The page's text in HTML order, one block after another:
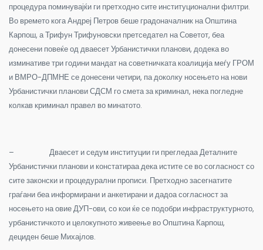
процедура поминувајќи ги претходно сите институционални филтри.
Во времето кога Андреј Петров беше градоначалник на Општина
Карпош, а Трифун Трифуновски претседател на Советот, беа
донесени повеќе од дваесет Урбанистички планови, додека во
изминативе три години мандат на советничката коалиција меѓу ГРОМ
и ВМРО-ДПМНЕ се донесени четири, па доколку носењето на нови
Урбанистички планови СДСМ го смета за криминал, нека погледне
колкав криминал правел во минатото.
– Дваесет и седум институции ги прегледаа Деталните
Урбанистички планови и констатираа дека истите се во согласност со
сите законски и процедурални прописи. Претходно засегнатите
граѓани беа информирани и анкетирани и дадоа согласност за
носењето на овие ДУП-ови, со кои ќе се подобри инфраструктурното,
урбанистичкото и целокупното живеење во Општина Карпош,
дециден беше Михајлов.